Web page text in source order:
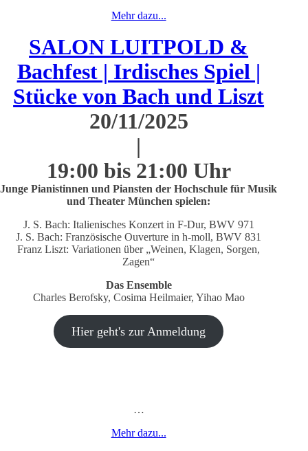
Mehr dazu...
SALON LUITPOLD &
Bachfest | Irdisches Spiel |
Stücke von Bach und Liszt
20/11/2025
|
19:00 bis 21:00 Uhr
Junge Pianistinnen und Piansten der Hochschule für Musik
und Theater München spielen:
J. S. Bach: Italienisches Konzert in F-Dur, BWV 971
J. S. Bach: Französische Ouverture in h-moll, BWV 831
Franz Liszt: Variationen über „Weinen, Klagen, Sorgen,
Zagen“
Das Ensemble
Charles Berofsky, Cosima Heilmaier, Yihao Mao
Hier geht's zur Anmeldung
…
Mehr dazu...